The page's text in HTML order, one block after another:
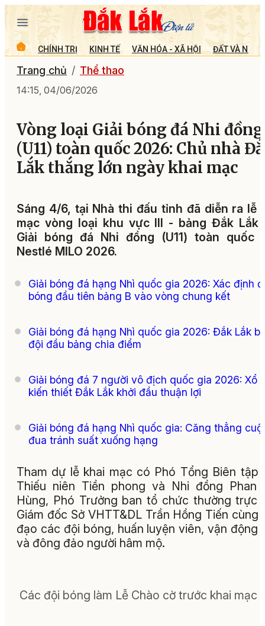
CHÍNH TRỊ KINH TẾ VĂN HÓA - XÃ HỘI ĐẤT VÀ
Trang chủ Thể thao
14:15, 04/06/2026
Vòng loại Giải bóng đá Nhi đồng
(U11) toàn quốc 2026: Chủ nhà
Lắk thắng lớn ngày khai mạc
Sáng 4/6, tại Nhà thi đấu tỉnh đã diễn ra lễ
mạc vòng loại khu vực III - bảng Đắk Lắk
Giải bóng đá Nhi đồng (U11) toàn quốc
Nestlé MILO 2026.
Giải bóng đá hạng Nhì quốc gia 2026: Xác định
bóng đầu tiên bảng B vào vòng chung kết
Giải bóng đá hạng Nhì quốc gia 2026: Đắk Lắk
đội đầu bảng chia điểm
Giải bóng đá 7 người vô địch quốc gia 2026: Xổ
kiến thiết Đắk Lắk khởi đầu thuận lợi
Giải bóng đá hạng Nhì quốc gia: Căng thẳng
đua tránh suất xuống hạng
Tham dự lễ khai mạc có Phó Tổng Biên tập
Thiếu niên Tiền phong và Nhi đồng Phan
Hùng, Phó Trưởng ban tổ chức thường trực
Giám đốc Sở VHTT&DL Trần Hồng Tiến cùng
đạo các đội bóng, huấn luyện viên, vận động
và đông đảo người hâm mộ.
Các đội bóng làm Lễ Chào cờ trước khai mạc